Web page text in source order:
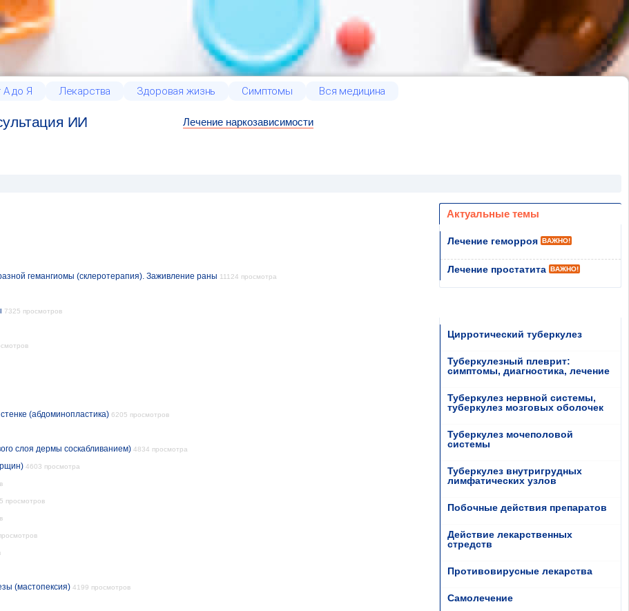
А до Я Лекарства Здоровая жизнь Симптомы Вся медицина
ИИ Лечение наркозависимости
гемангиомы (склеротерапия). Заживление раны 11124 просмотра
7325 просмотров
(абдоминопластика) 6205 просмотров
слоя дермы соскабливанием) 4834 просмотра
4603 просмотра
просмотров
(мастопексия) 4199 просмотров
Актуальные темы
Лечение геморроя ВАЖНО!
Лечение простатита ВАЖНО!
Цирротический туберкулез
Туберкулезный плеврит:
симптомы, диагностика, лечение
Туберкулез нервной системы,
туберкулез мозговых оболочек
Туберкулез мочеполовой
системы
Туберкулез внутригрудных
лимфатических узлов
Побочные действия препаратов
Действие лекарственных
стредств
Противовирусные лекарства
Самолечение